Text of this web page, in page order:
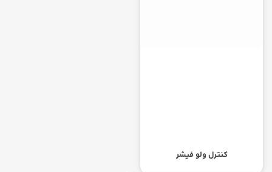
کنترل ولو فیشر